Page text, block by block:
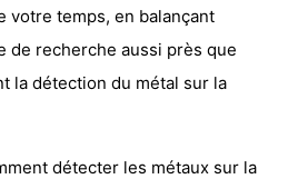
votre temps, en balançant
de recherche aussi près que
la détection du métal sur la
détecter les métaux sur la